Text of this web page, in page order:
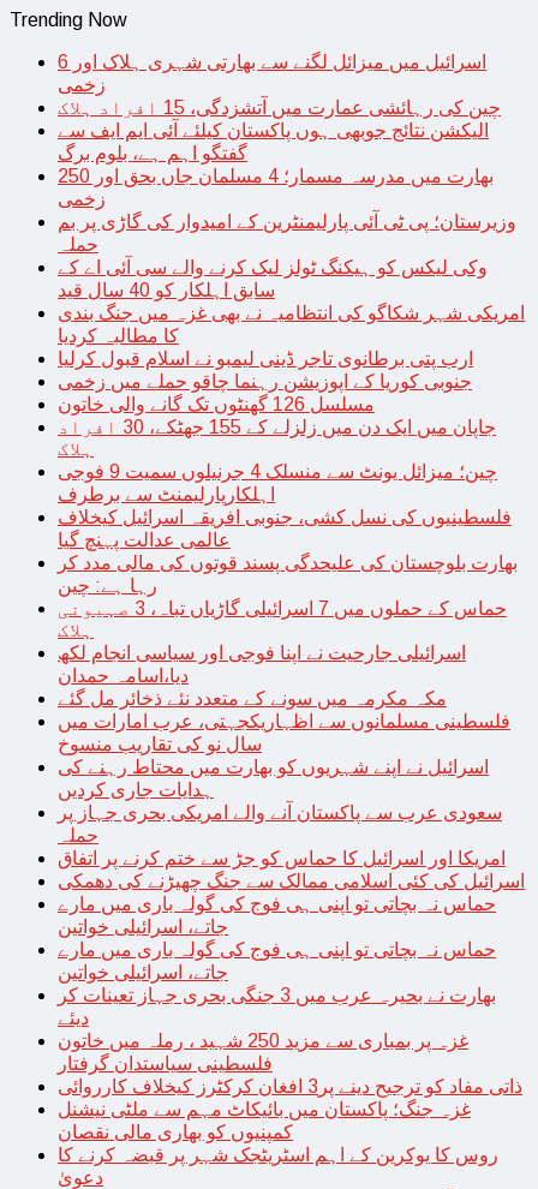
Trending Now
اسرائیل میں میزائل لگنے سے بھارتی شہری ہلاک اور 6
زخمی
چین کی رہائشی عمارت میں آتشزدگی، 15 افراد ہلاک
الیکشن نتائج جوبھی ہوں پاکستان کیلئے آئی ایم ایف سے
گفتگو اہم ہے، بلوم برگ
بھارت میں مدرسہ مسمار؛ 4 مسلمان جاں بحق اور 250
زخمی
وزیرستان؛ پی ٹی آئی پارلیمنٹرین کے امیدوار کی گاڑی پر بم
حملہ
وکی لیکس کو ہیکنگ ٹولز لیک کرنے والے سی آئی اے کے
سابق اہلکار کو 40 سال قید
امریکی شہر شکاگو کی انتظامیہ نے بھی غزہ میں جنگ بندی
کا مطالبہ کردیا
ارب پتی برطانوی تاجر ڈینی لیمبو نے اسلام قبول کرلیا
جنوبی کوریا کے اپوزیشن رہنما چاقو حملے میں زخمی
مسلسل 126 گھنٹوں تک گانے والی خاتون
جاپان میں ایک دن میں زلزلے کے 155 جھٹکے، 30 افراد
ہلاک
چین؛ میزائل یونٹ سے منسلک 4 جرنیلوں سمیت 9 فوجی
اہلکارپارلیمنٹ سے برطرف
فلسطینیوں کی نسل کشی، جنوبی افریقہ اسرائیل کیخلاف
عالمی عدالت پہنچ گیا
بھارت بلوچستان کی علیحدگی پسند قوتوں کی مالی مدد کر
رہا ہے: چین
حماس کے حملوں میں 7 اسرائیلی گاڑیاں تباہ، 3 صہیونی
ہلاک
اسرائیلی جارحیت نے اپنا فوجی اور سیاسی انجام لکھ
دیا،اسامہ حمدان
مکہ مکرمہ میں سونے کے متعدد نئے ذخائر مل گئے
فلسطینی مسلمانوں سے اظہاریکجہتی، عرب امارات میں
سال نو کی تقاریب منسوخ
اسرائیل نے اپنے شہریوں کو بھارت میں محتاط رہنے کی
ہدایات جاری کردیں
سعودی عرب سے پاکستان آنے والے امریکی بحری جہاز پر
حملہ
امریکا اور اسرائیل کا حماس کو جڑ سے ختم کرنے پر اتفاق
اسرائیل کی کئی اسلامی ممالک سے جنگ چھیڑنے کی دھمکی
حماس نہ بچاتی تو اپنی ہی فوج کی گولہ باری میں مارے
جاتے، اسرائیلی خواتین
حماس نہ بچاتی تو اپنی ہی فوج کی گولہ باری میں مارے
جاتے، اسرائیلی خواتین
بھارت نے بحیرہ عرب میں 3 جنگی بحری جہاز تعینات کر
دیئے
غزہ پر بمباری سے مزید 250 شہید ، رملہ میں خاتون
فلسطینی سیاستدان گرفتار
ذاتی مفاد کو ترجیح دینے پر3 افغان کرکٹرز کیخلاف کارروائی
غزہ جنگ؛ پاکستان میں بائیکاٹ مہم سے ملٹی نیشنل
کمپنیوں کو بھاری مالی نقصان
روس کا یوکرین کے اہم اسٹریٹجک شہر پر قبضہ کرنے کا
دعویٰ